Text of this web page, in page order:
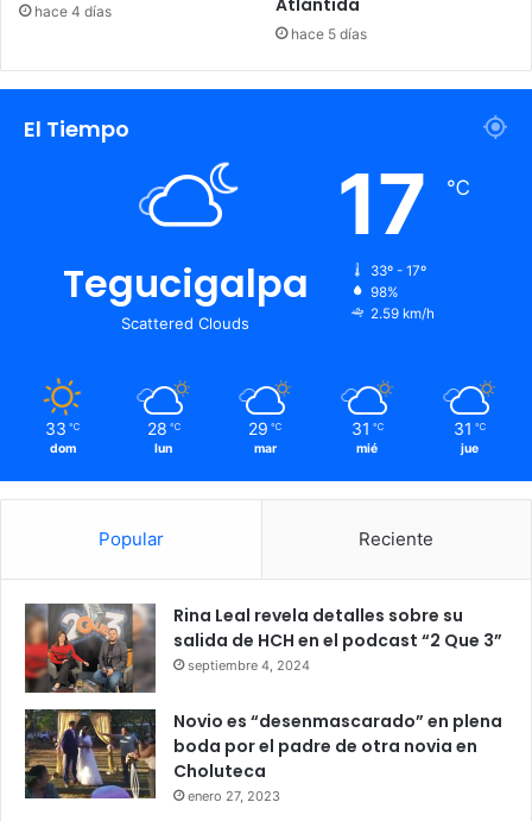
hace 4 días
hace 5 días
El Tiempo
Tegucigalpa
Scattered Clouds
17 ℃
33º - 17º
98%
2.59 km/h
33 ℃
dom
28 ℃
lun
29 ℃
mar
31 ℃
mié
31 ℃
jue
Popular Reciente
Rina Leal revela detalles sobre su
salida de HCH en el podcast “2 Que 3”
septiembre 4, 2024
Novio es “desenmascarado” en plena
boda por el padre de otra novia en
Choluteca
enero 27, 2023